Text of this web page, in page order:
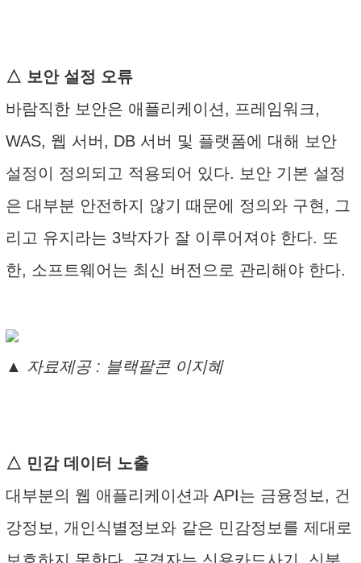
△ 보안 설정 오류
바람직한 보안은 애플리케이션, 프레임워크,
WAS, 웹 서버, DB 서버 및 플랫폼에 대해 보안
설정이 정의되고 적용되어 있다. 보안 기본 설정
은 대부분 안전하지 않기 때문에 정의와 구현, 그
리고 유지라는 3박자가 잘 이루어져야 한다. 또
한, 소프트웨어는 최신 버전으로 관리해야 한다.
▲ 자료제공 : 블랙팔콘 이지혜
△ 민감 데이터 노출
대부분의 웹 애플리케이션과 API는 금융정보, 건
강정보, 개인식별정보와 같은 민감정보를 제대로